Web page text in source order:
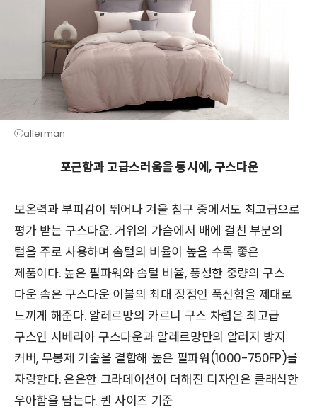
ⓒallerman
포근함과 고급스러움을 동시에, 구스다운
보온력과 부피감이 뛰어나 겨울 침구 중에서도 최고급으로
평가 받는 구스다운. 거위의 가슴에서 배에 걸친 부분의
털을 주로 사용하며 솜털의 비율이 높을 수록 좋은
제품이다. 높은 필파워와 솜털 비율, 풍성한 중량의 구스
다운 솜은 구스다운 이불의 최대 장점인 푹신함을 제대로
느끼게 해준다. 알레르망의 카르니 구스 차렵은 최고급
구스인 시베리아 구스다운과 알레르망만의 알러지 방지
커버, 무봉제 기술을 결합해 높은 필파워(1000-750FP)를
자랑한다. 은은한 그라데이션이 더해진 디자인은 클래식한
우아함을 담는다. 퀸 사이즈 기준